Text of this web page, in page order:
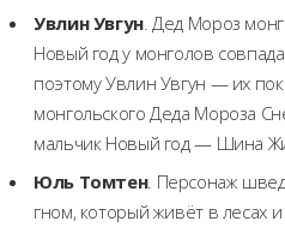
Увлин Увгун. Дед Мороз
Новый год у монголов
поэтому Увлин Увгун — их
монгольского Деда Мороза
мальчик Новый год — Шина
Юль Томтен. Персонаж
гном, который живёт в лесах